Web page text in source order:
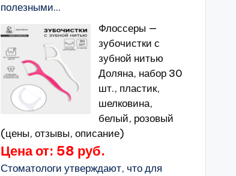
полезными...
Флоссеры —
зубочистки с
зубной нитью
Доляна, набор 30
шт., пластик,
шелковина,
белый, розовый
(цены, отзывы, описание)
Цена от: 58 руб.
Стоматологи утверждают, что для